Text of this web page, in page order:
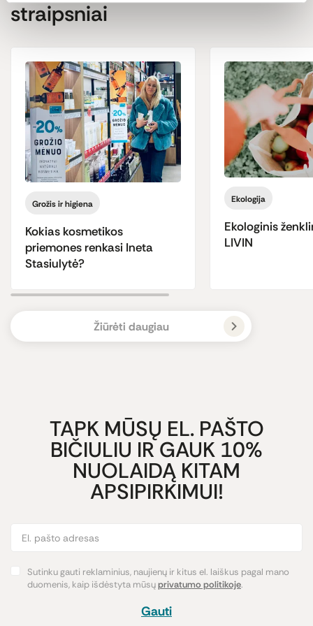
straipsniai
Grožis ir higiena
Kokias kosmetikos
priemones renkasi Ineta
Stasiulytė?
Ekologija
Ekologinis
LIVIN
Žiūrėti daugiau
TAPK MŪSŲ EL. PAŠTO
BIČIULIU IR GAUK 10%
NUOLAIDĄ KITAM
APSIPIRKIMUI!
Sutinku gauti reklaminius, naujienų ir kitus el. laiškus pagal mano
duomenis, kaip išdėstyta mūsųprivatumo politikoje.
Gauti